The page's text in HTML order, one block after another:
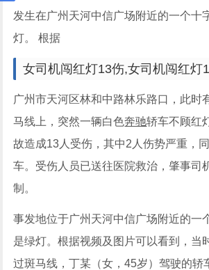
发生在广州天河中信广场附近的一个十
灯。 根据
女司机闯红灯13伤,女司机闯红灯
广州市天河区林和中路林乐路口，此时
马线上，突然一辆白色奔驰轿车不顾红
故造成13人受伤，其中2人伤势严重，
车。受伤人员已送往医院救治，肇事司
制。
事发地位于广州天河中信广场附近的一
是绿灯。根据视频及图片可以看到，当
过斑马线，丁某（女，45岁）驾驶的轿